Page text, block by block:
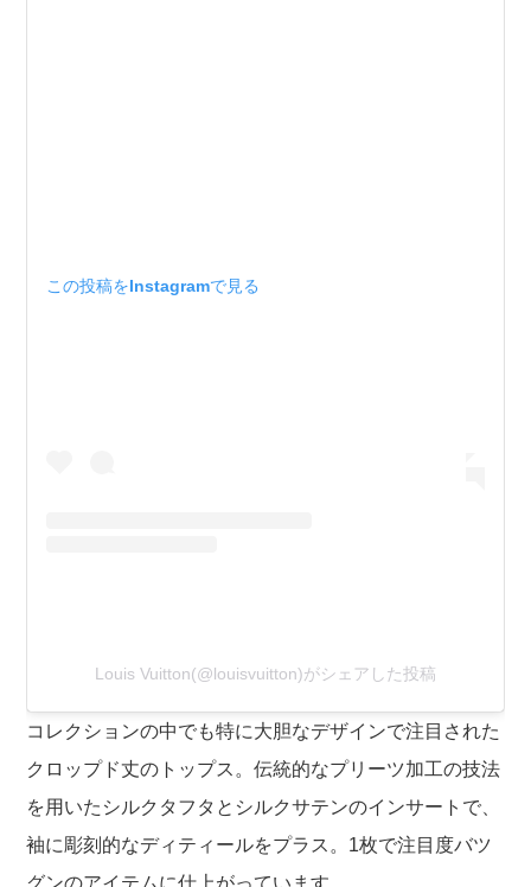
この投稿をInstagramで見る
Louis Vuitton(@louisvuitton)がシェアした投稿
コレクションの中でも特に大胆なデザインで注目された
クロップド丈のトップス。伝統的なプリーツ加工の技法
を用いたシルクタフタとシルクサテンのインサートで、
袖に彫刻的なディティールをプラス。1枚で注目度バツ
グンのアイテムに仕上がっています。